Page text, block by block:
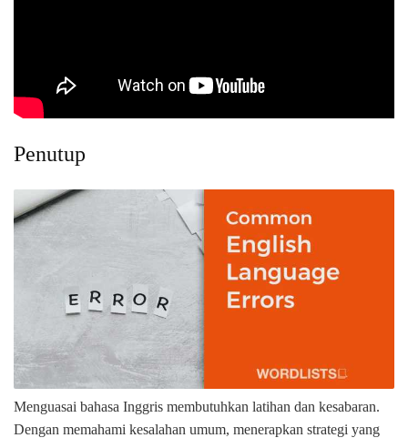
Penutup
Menguasai bahasa Inggris membutuhkan latihan dan kesabaran.
Dengan memahami kesalahan umum, menerapkan strategi yang